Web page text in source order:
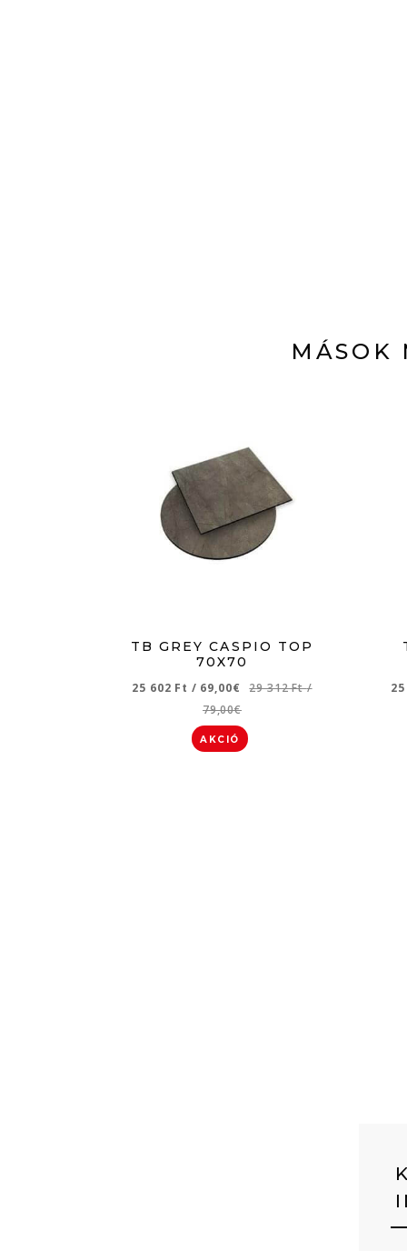
MÁSOK
TB GREY CASPIO TOP
70X70
25 602 Ft / 69,00€ 29 312 Ft/
79,00€
AKCIÓ